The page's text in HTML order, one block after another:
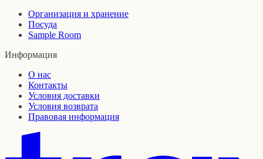
Организация и хранение
Посуда
Sample Room
Информация
О нас
Контакты
Условия доставки
Условия возврата
Правовая информация